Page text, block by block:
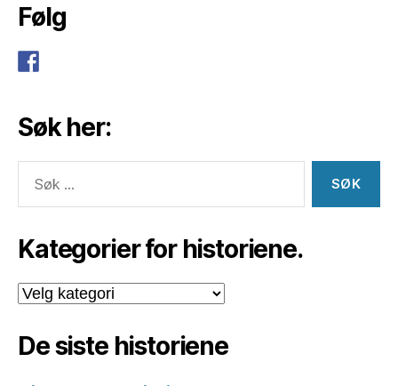
Følg
Søk her:
etter:
Kategorier for historiene.
Kategorier
for
De siste historiene